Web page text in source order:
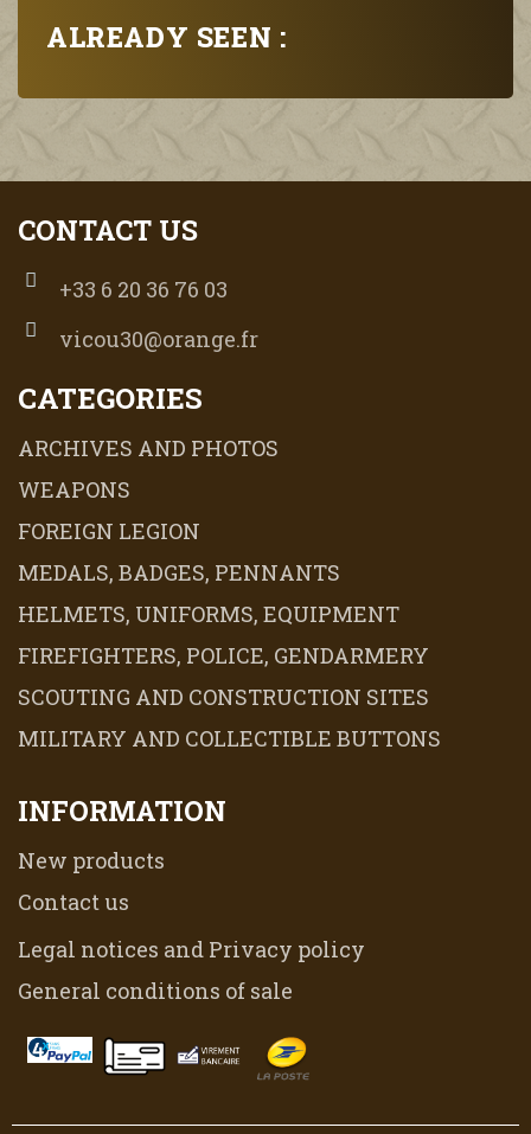
ALREADY SEEN :
CONTACT US
+33 6 20 36 76 03
vicou30@orange.fr
CATEGORIES
ARCHIVES AND PHOTOS
WEAPONS
FOREIGN LEGION
MEDALS, BADGES, PENNANTS
HELMETS, UNIFORMS, EQUIPMENT
FIREFIGHTERS, POLICE, GENDARMERY
SCOUTING AND CONSTRUCTION SITES
MILITARY AND COLLECTIBLE BUTTONS
INFORMATION
New products
Contact us
Legal notices and Privacy policy
General conditions of sale